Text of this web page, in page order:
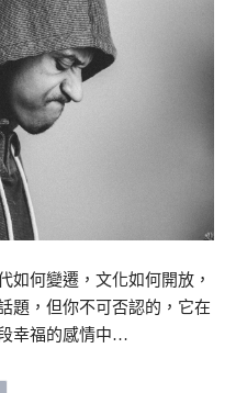
如何變遷，文化如何開放，
題，但你不可否認的，它在
幸福的感情中…